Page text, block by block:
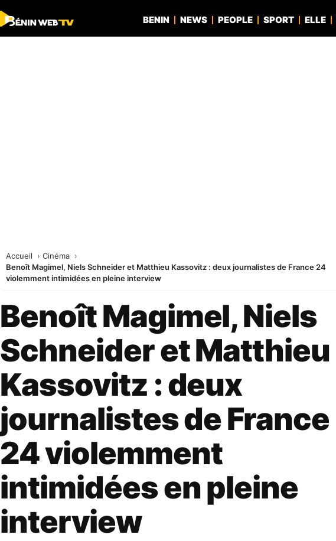
BENIN NEWS PEOPLE SPORT ELLE
Accueil
Cinéma
Benoît Magimel, Niels Schneider et Matthieu Kassovitz : deux journalistes de France 24
violemment intimidées en pleine interview
Benoît Magimel, Niels
Schneider et Matthieu
Kassovitz : deux
journalistes de France
24 violemment
intimidées en pleine
interview